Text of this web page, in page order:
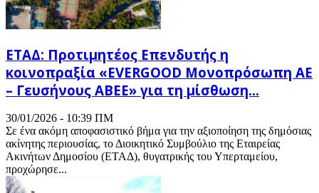
ΕΤΑΔ: Προτιμητέος Επενδυτής η
κοινοπραξία «EVERGOOD Μονοπρόσωπη ΑΕ
– Γευσήνους ΑΒΕΕ» για τη μίσθωση...
30/01/2026 - 10:39 ΠΜ
Σε ένα ακόμη αποφασιστικό βήμα για την αξιοποίηση της δημόσιας
ακίνητης περιουσίας, το Διοικητικό Συμβούλιο της Εταιρείας
Ακινήτων Δημοσίου (ΕΤΑΔ), θυγατρικής του Υπερταμείου,
προχώρησε...